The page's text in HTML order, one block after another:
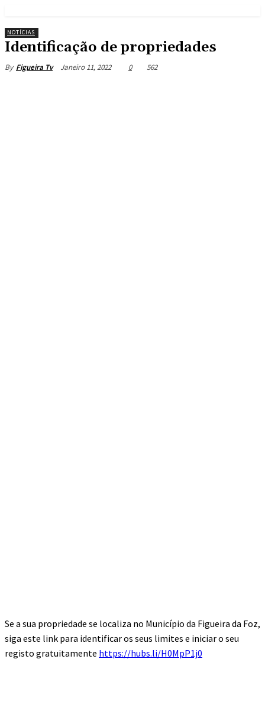
NOTÍCIAS
Identificação de propriedades
By Figueira Tv Janeiro 11, 2022 0 562
Se a sua propriedade se localiza no Município da Figueira da Foz,
siga este link para identificar os seus limites e iniciar o seu
registo gratuitamente https://hubs.li/H0MpP1j0